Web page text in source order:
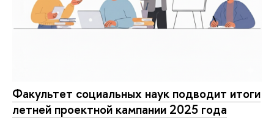
Факультет социальных наук подводит итоги
летней проектной кампании 2025 года